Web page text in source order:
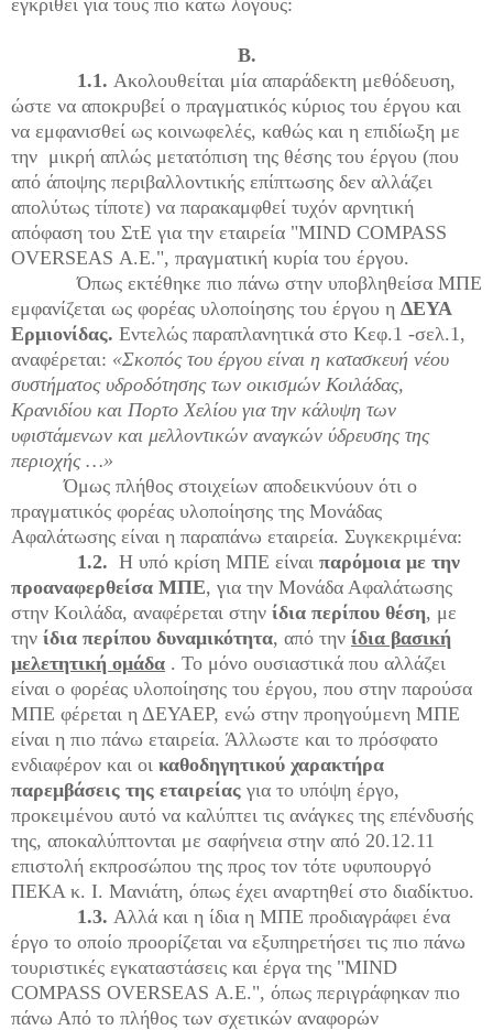
Β.
1.1. Ακολουθείται μία απαράδεκτη μεθόδευση,
ώστε να αποκρυβεί ο πραγματικός κύριος του έργου και
να εμφανισθεί ως κοινωφελές, καθώς και η επιδίωξη με
την μικρή απλώς μετατόπιση της θέσης του έργου (που
από άποψης περιβαλλοντικής επίπτωσης δεν αλλάζει
απολύτως τίποτε) να παρακαμφθεί τυχόν αρνητική
απόφαση του ΣτΕ για την εταιρεία "MIND COMPASS
OVERSEAS Α.Ε.", πραγματική κυρία του έργου.
Όπως εκτέθηκε πιο πάνω στην υποβληθείσα ΜΠΕ
εμφανίζεται ως φορέας υλοποίησης του έργου η ΔΕΥΑ
Ερμιονίδας. Εντελώς παραπλανητικά στο Κεφ.1 -σελ.1,
αναφέρεται: «Σκοπός του έργου είναι η κατασκευή νέου
συστήματος υδροδότησης των οικισμών Κοιλάδας,
Κρανιδίου και Πορτο Χελίου για την κάλυψη των
υφιστάμενων και μελλοντικών αναγκών ύδρευσης της
περιοχής …»
Όμως πλήθος στοιχείων αποδεικνύουν ότι ο
πραγματικός φορέας υλοποίησης της Μονάδας
Αφαλάτωσης είναι η παραπάνω εταιρεία. Συγκεκριμένα:
1.2. Η υπό κρίση ΜΠΕ είναι παρόμοια με την
προαναφερθείσα ΜΠΕ, για την Μονάδα Αφαλάτωσης
στην Κοιλάδα, αναφέρεται στην ίδια περίπου θέση, με
την ίδια περίπου δυναμικότητα, από την ίδια βασική
μελετητική ομάδα . Το μόνο ουσιαστικά που αλλάζει
είναι ο φορέας υλοποίησης του έργου, που στην παρούσα
ΜΠΕ φέρεται η ΔΕΥΑΕΡ, ενώ στην προηγούμενη ΜΠΕ
είναι η πιο πάνω εταιρεία. Άλλωστε και το πρόσφατο
ενδιαφέρον και οι καθοδηγητικού χαρακτήρα
παρεμβάσεις της εταιρείας για το υπόψη έργο,
προκειμένου αυτό να καλύπτει τις ανάγκες της επένδυσής
της, αποκαλύπτονται με σαφήνεια στην από 20.12.11
επιστολή εκπροσώπου της προς τον τότε υφυπουργό
ΠΕΚΑ κ. Ι. Μανιάτη, όπως έχει αναρτηθεί στο διαδίκτυο.
1.3. Αλλά και η ίδια η ΜΠΕ προδιαγράφει ένα
έργο το οποίο προορίζεται να εξυπηρετήσει τις πιο πάνω
τουριστικές εγκαταστάσεις και έργα της "MIND
COMPASS OVERSEAS Α.Ε.", όπως περιγράφηκαν πιο
πάνω Από το πλήθος των σχετικών αναφορών